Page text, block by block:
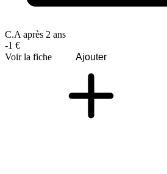
C.A après 2 ans
-1 €
Voir la fiche
Ajouter